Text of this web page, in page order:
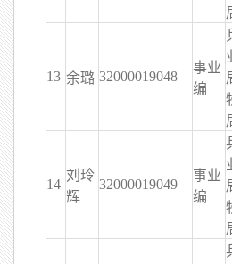
13 余璐 32000019048
事业
编
14
刘玲
辉
32000019049
事业
编